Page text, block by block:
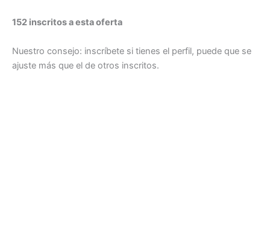
152 inscritos a esta oferta
Nuestro consejo: inscríbete si tienes el perfil, puede que se
ajuste más que el de otros inscritos.